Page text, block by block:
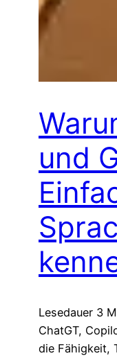
und
Lesedauer 3
ChatGT,
die Fähigkeit,